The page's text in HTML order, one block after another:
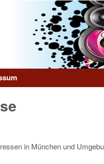
in München und